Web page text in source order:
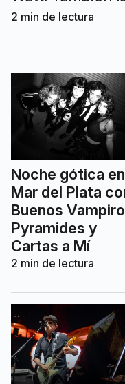
países, incluida
crecen las
2 min de lectura
Noche gótica en
Mar del Plata
Buenos
Pyramides y
Cartas a Mí
2 min de lectura